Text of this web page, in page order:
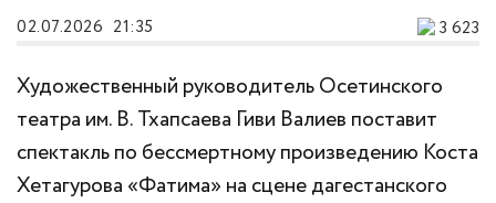
02.07.2026 21:35 3 623
Художественный руководитель Осетинского
театра им. В. Тхапсаева Гиви Валиев поставит
спектакль по бессмертному произведению Коста
Хетагурова «Фатима» на сцене дагестанского